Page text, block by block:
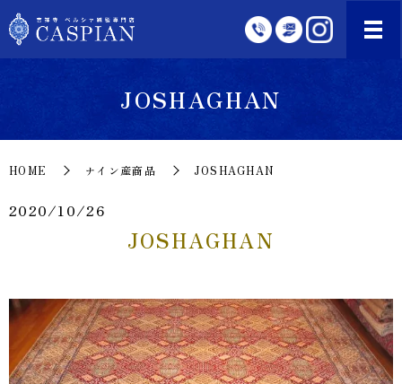
JOSHAGHAN
HOME ナイン産商品 JOSHAGHAN
2020/10/26
JOSHAGHAN